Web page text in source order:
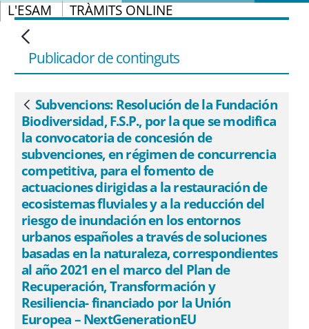
L'ESAM
TRÀMITS ONLINE
Subvencions: Resolución de la Fundación
Biodiversidad, F.S.P., por la que se
modifica la convocatoria de concesión
de subvenciones, en régimen de
fomento de actuaciones dirigidas a la
restauración de ecosistemas fluviales y
a la reducción del riesgo de inundación
en los entornos urbanos españoles a
través de soluciones basadas en la
naturaleza, correspondientes al año
2021 en el marco del Plan de
Recuperación, Transformación y
Resiliencia- financiado por la Unión
Europea &#8211; NextGenerationEU -
eSAM
Publicador de continguts
Vés enrere
Subvencions: Resolución de la Fundación
Biodiversidad, F.S.P., por la que se modifica
la convocatoria de concesión de
subvenciones, en régimen de concurrencia
competitiva, para el fomento de
actuaciones dirigidas a la restauración de
ecosistemas fluviales y a la reducción del
riesgo de inundación en los entornos
urbanos españoles a través de soluciones
basadas en la naturaleza, correspondientes
al año 2021 en el marco del Plan de
Recuperación, Transformación y
Resiliencia- financiado por la Unión
Europea – NextGenerationEU